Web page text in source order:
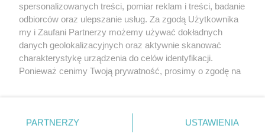
REKLAMA WSPÓŁPRACA RSS FACEBOOK KONTAKT
Nasze serwisy
Aktualności
Tcz24
Historia miasta
Muzyka i kultura
Archiwum wydarzeń
Zdjęcia miasta
spersonalizowanych treści, pomiar reklam i treści, badanie
odbiorców oraz ulepszanie usług. Za zgodą Użytkownika
my i Zaufani Partnerzy możemy używać dokładnych
danych geolokalizacyjnych oraz aktywnie skanować
charakterystykę urządzenia do celów identyfikacji.
Ponieważ cenimy Twoją prywatność, prosimy o zgodę na
znajdujący się w lewym dolnym rogu strony
. Niektóre
PARTNERZY USTAWIENIA